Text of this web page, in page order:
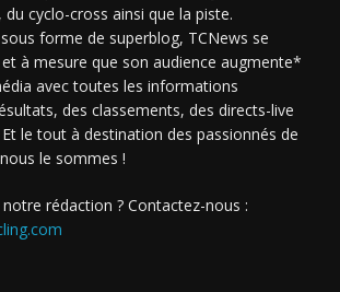
cyclo-cross ainsi que la piste.
forme de superblog, TCNews se
à mesure que son audience augmente*
avec toutes les informations
des classements, des directs-live
le tout à destination des passionnés de
le sommes !
rédaction ? Contactez-nous :